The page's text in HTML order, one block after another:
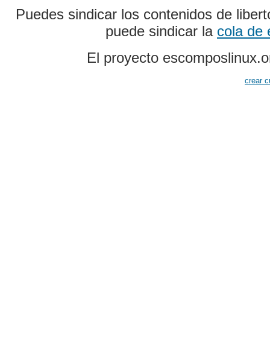
Puedes sindicar los contenidos de
puede sindicar la cola de
El proyecto
crear